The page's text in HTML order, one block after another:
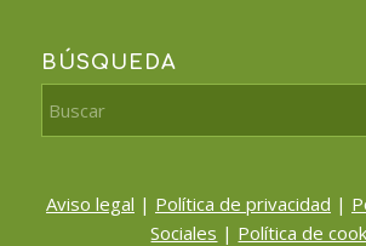
BÚSQUEDA
Aviso legal | Política de privacidad |
Sociales | Política de